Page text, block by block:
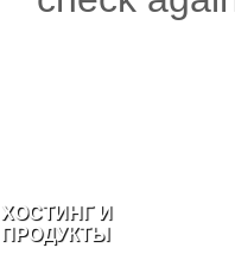
ХОСТИНГ И
ПРОДУКТЫ